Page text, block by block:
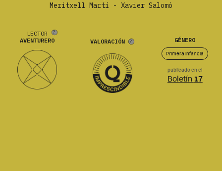
Meritxell Martí - Xavier Salomó
LECTOR
AVENTURERO
VALORACIÓN GÉNERO
Primera infancia
publicado en el
Boletín 17